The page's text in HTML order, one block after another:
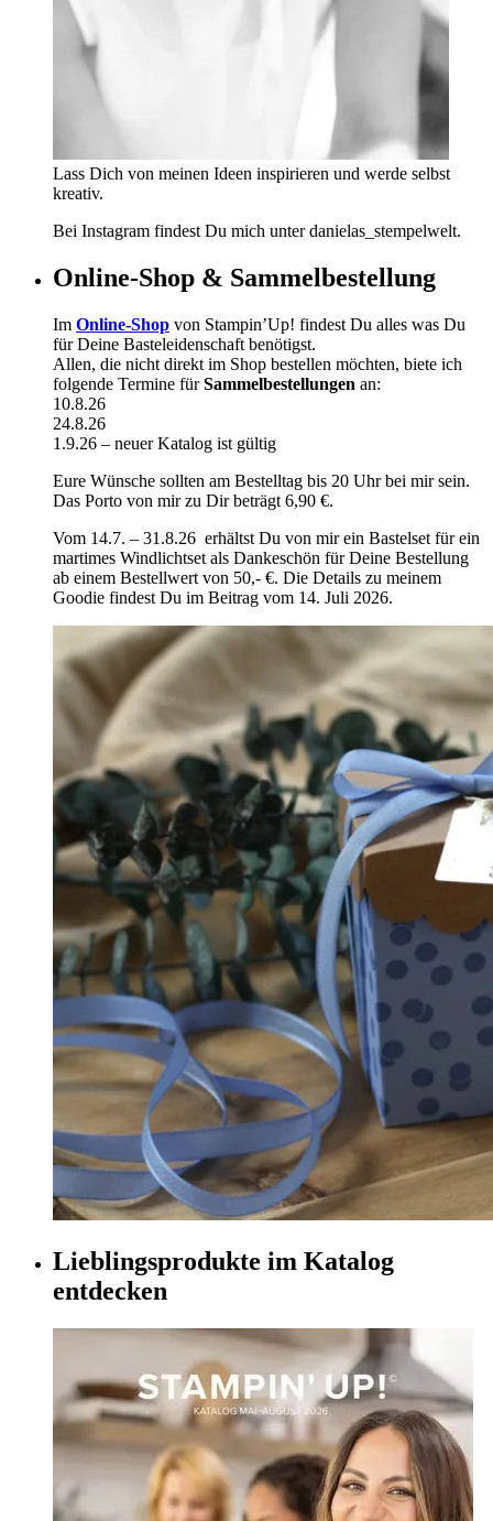
Lass Dich von meinen Ideen inspirieren und werde selbst
kreativ.
Bei Instagram findest Du mich unter danielas_stempelwelt.
Online-Shop & Sammelbestellung
Im Online-Shop von Stampin’Up! findest Du alles was Du
für Deine Basteleidenschaft benötigst.
Allen, die nicht direkt im Shop bestellen möchten, biete ich
folgende Termine fürSammelbestellungen an:
10.8.26
24.8.26
1.9.26 – neuer Katalog ist gültig
Eure Wünsche sollten am Bestelltag bis 20 Uhr bei mir sein.
Das Porto von mir zu Dir beträgt 6,90 €.
Vom 14.7. – 31.8.26 erhältst Du von mir ein Bastelset für ein
martimes Windlichtset als Dankeschön für Deine Bestellung
ab einem Bestellwert von 50,- €. Die Details zu meinem
Goodie findest Du im Beitrag vom 14. Juli 2026.
Lieblingsprodukte im Katalog
entdecken